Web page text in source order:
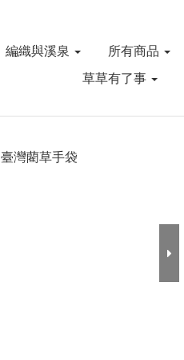
編織與溪泉 所有商品
草草有了事
臺灣藺草手袋